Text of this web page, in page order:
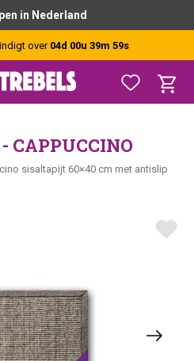
in Nederland
over 04d 00u 39m 59s
CAPPUCCINO
sisaltapijt 60×40 cm met antislip